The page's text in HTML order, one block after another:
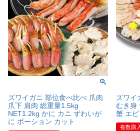
ズワイガニ 部位食べ比べ 爪肉
爪下 肩肉 総重量1.5kg
NET1.2kg かに カニ ずわいが
に ポーション カット
ズワイ
むき身
蟹 エ
複数購